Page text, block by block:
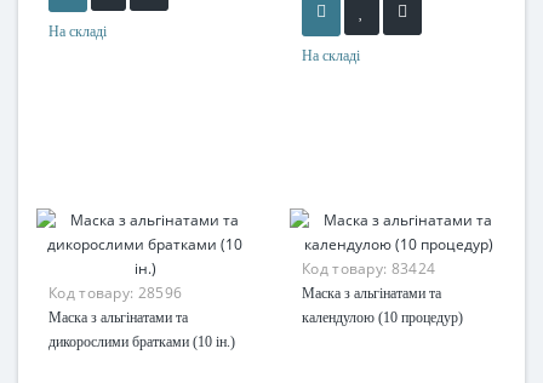
На складі
На складі
Код товару: 28596
Маска з альгінатами та
дикорослими братками (10 ін.)
Код товару: 83424
Маска з альгінатами та
календулою (10 процедур)